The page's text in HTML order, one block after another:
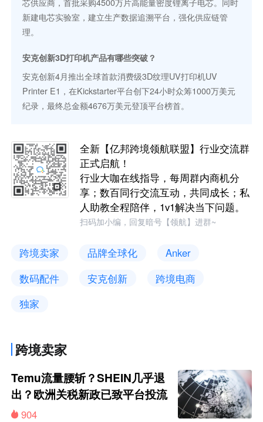
新建电芯实验室，建立生产数据追溯平台，强化供应链管
理。
安克创新3D打印机产品有哪些突破？
安克创新4月推出全球首款消费级3D纹理UV打印机UV
Printer E1，在Kickstarter平台创下24小时众筹1000万美元
纪录，最终总金额4676万美元登顶平台榜首。
全新【亿邦跨境领航联盟】行业交流群
正式启航！
行业大咖在线指导，每周群内商机分
享；数百同行交流互动，共同成长；私
人助教全程陪伴，1v1解决当下问题。
扫码加小编，回复暗号【领航】进群~
跨境卖家 品牌全球化
Anker
数码配件
安克创新
跨境电商
独家
跨境卖家
Temu流量腰斩？SHEIN几乎退
出？欧洲关税新政已致平台投流
大幅缩减
904